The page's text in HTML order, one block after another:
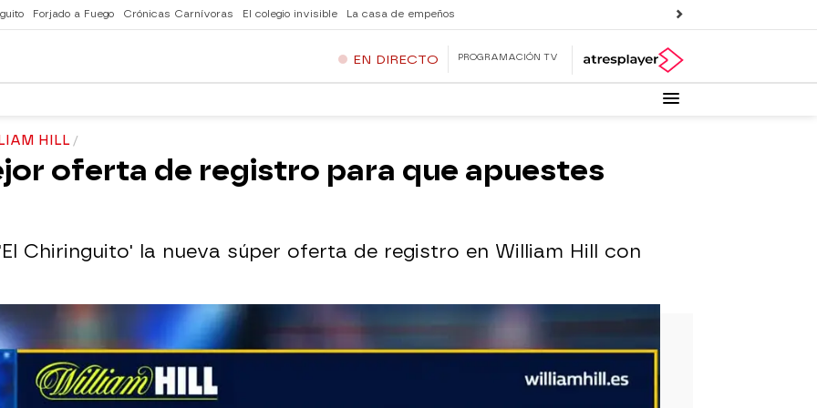
Forjado a Fuego Crónicas Carnívoras El colegio invisible La casa de empeños
EN DIRECTO PROGRAMACIÓN TV
HILL
oferta de registro para que apuestes
Chiringuito' la nueva súper oferta de registro en William Hill con